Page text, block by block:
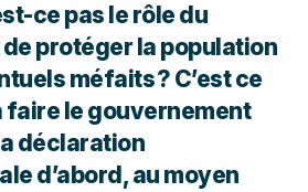
ce pas le rôle du
protéger la population
méfaits ? C’est ce
faire le gouvernement
déclaration
d’abord, au moyen